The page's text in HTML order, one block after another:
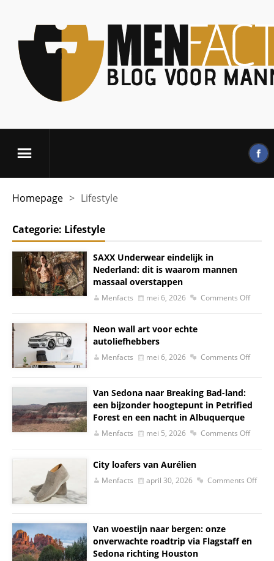
Homepage > Lifestyle
Categorie: Lifestyle
SAXX Underwear eindelijk in
Nederland: dit is waarom mannen
massaal overstappen
Menfacts mei 6, 2026 Comments Off
Neon wall art voor echte
autoliefhebbers
Menfacts mei 6, 2026 Comments Off
Van Sedona naar Breaking Bad-land:
een bijzonder hoogtepunt in Petrified
Forest en een nacht in Albuquerque
Menfacts mei 5, 2026 Comments Off
City loafers van Aurélien
Menfacts april 30, 2026 Comments Off
Van woestijn naar bergen: onze
onverwachte roadtrip via Flagstaff en
Sedona richting Houston